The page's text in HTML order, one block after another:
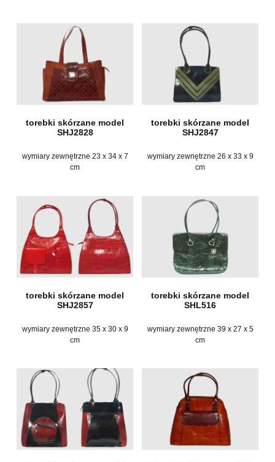
torebki skórzane model
SHJ2828
wymiary zewnętrzne 23 x 34 x 7
cm
torebki skórzane model
SHJ2847
wymiary zewnętrzne 26 x 33 x 9
cm
torebki skórzane model
SHJ2857
wymiary zewnętrzne 35 x 30 x 9
cm
torebki skórzane model
SHL516
wymiary zewnętrzne 39 x 27 x 5
cm